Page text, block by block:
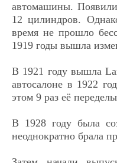
автомашины.
12 цилиндров.
время не прошло
1919 годы вышла
В 1921 году вышла
автосалоне в 1922
этом 9 раз её
В 1928 году была
неоднократно брала